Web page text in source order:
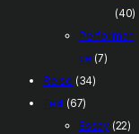
(40)
Performan
ce (7)
Reise (34)
Text (67)
Essay (22)